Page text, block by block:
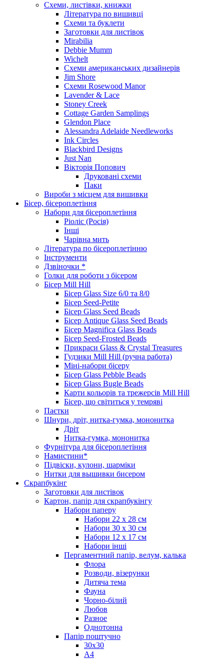
Схеми, листівки, книжки
Література по вишивці
Схеми та буклети
Заготовки для листівок
Mirabilia
Debbie Mumm
Wichelt
Схеми американських дизайнерів
Jim Shore
Cхеми Rosewood Manor
Lavender & Lace
Stoney Creek
Cottage Garden Samplings
Glendon Place
Alessandra Adelaide Needleworks
Ink Circles
Blackbird Designs
Just Nan
Вікторія Попович
Друковані схеми
Паки
Вироби з місцем для вишивки
Бісер, бісероплетіння
Набори для бісероплетіння
Ріоліс (Росія)
Інші
Чарівна мить
Література по бісероплетінню
Інструменти
Дзвіночки *
Голки для роботи з бісером
Бісер Mill Hill
Бісер Glass Size 6/0 та 8/0
Бісер Seed-Petite
Бісер Glass Seed Beads
Бісер Antique Glass Seed Beads
Бісер Magnifica Glass Beads
Бісер Seed-Frosted Beads
Прикраси Glass & Crystal Treasures
Гудзики Mill Hill (ручна работа)
Міні-набори бісеру
Бісер Glass Pebble Beads
Бісер Glass Bugle Beads
Карти кольорів та трежерсів Mill Hill
Бісер, що світиться у темряві
Паєтки
Шнури, дріт, нитка-гумка, мононитка
Дріт
Нитка-гумка, мононитка
Фурнітура для бісероплетіння
Намистини*
Підвіски, кулони, шарміки
Нитки для вышивки бисером
Скрапбукінг
Заготовки для листівок
Картон, папір для скрапбукінгу
Набори паперу
Набори 22 х 28 см
Набори 30 х 30 см
Набори 12 х 17 см
Набори інші
Пергаментний папір, велум, калька
Флора
Розводи, візерунки
Дитяча тема
Фауна
Чорно-білий
Любов
Разное
Однотонна
Папір поштучно
30х30
А4